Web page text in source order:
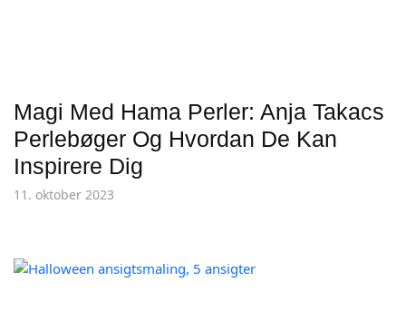
Magi Med Hama Perler: Anja Takacs
Perlebøger Og Hvordan De Kan
Inspirere Dig
11. oktober 2023